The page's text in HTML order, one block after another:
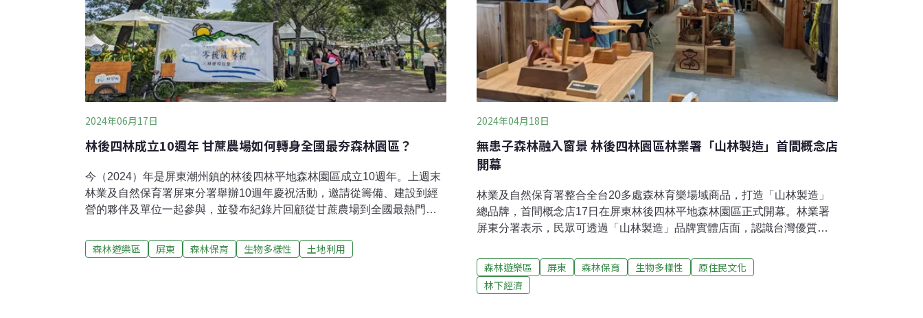
2024年06月17日
林後四林成立10週年 甘蔗農場如何轉身全國最夯森林園區？
今（2024）年是屏東潮州鎮的林後四林平地森林園區成立10週年。上週末
林業及自然保育署屏東分署舉辦10週年慶祝活動，邀請從籌備、建設到經
營的夥伴及單位一起參與，並發布紀錄片回顧從甘蔗農場到全國最熱門森
親子，市集攤商展售在地友善農作和手工藝品，許多民眾報名參加「林學
校」的手作體驗課程，有遊客租借腳踏車繞遊廣大的園區，也有遊客跟隨
森林遊樂區 屏東 森林保育 生物多樣性 土地利用
2024年04月18日
無患子森林融入窗景 林後四林園區林業署「山林製造」首間概念店
開幕
林業及自然保育署整合全台20多處森林育樂場域商品，打造「山林製造」
總品牌，首間概念店17日在屏東林後四林平地森林園區正式開幕。林業署
屏東分署表示，民眾可透過「山林製造」品牌實體店面，認識台灣優質的
量與品質。林後四林入園遊客暴增 達200萬次2010年成立的林後四平地森
林園區，近年遊客量大增，除了生態復育、樹木成蔭，園區內模擬二峰圳
的水圳系統，讓遊客可戲水消暑，非常受歡迎，成為親子假日休憩的熱門
森林遊樂區 屏東 森林保育 生物多樣性
原住民文化
林下經濟